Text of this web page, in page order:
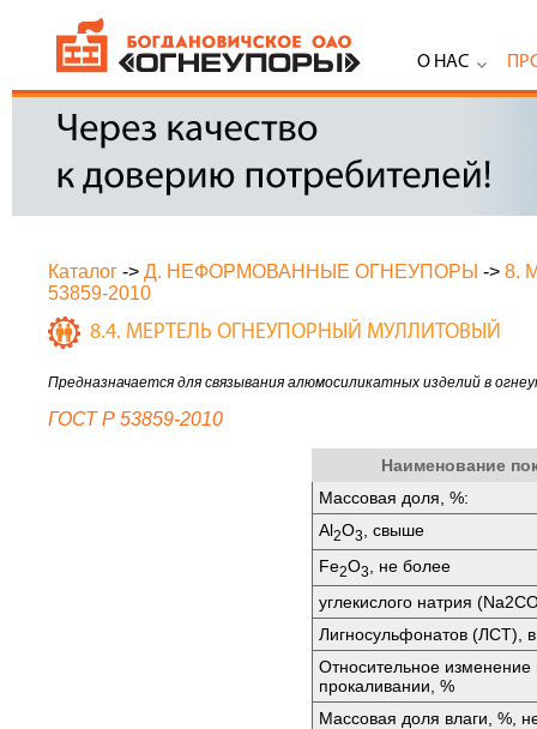
О НАС
Каталог -> Д. НЕФОРМОВАННЫЕ ОГНЕУПОРЫ -> 8.
53859-2010
8.4. МЕРТЕЛЬ ОГНЕУПОРНЫЙ МУЛЛИТОВЫЙ
Предназначается для связывания алюмосиликатных изделий в
ГОСТ Р 53859-2010
Наименование
Массовая доля, %:
Аl2O3
, свыше
Fе2O3
, не более
углекислого натрия
Лигносульфонатов (ЛСТ),
Относительное
прокаливании, %
Массовая доля влаги, %,